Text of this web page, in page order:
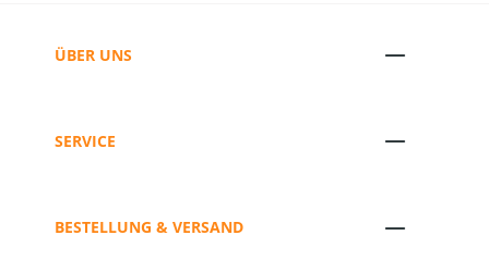
ÜBER UNS
SERVICE
BESTELLUNG & VERSAND